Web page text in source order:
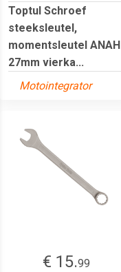
Toptul Schroef
steeksleutel,
momentsleutel ANAH
27mm vierka...
Motointegrator
€ 15.99